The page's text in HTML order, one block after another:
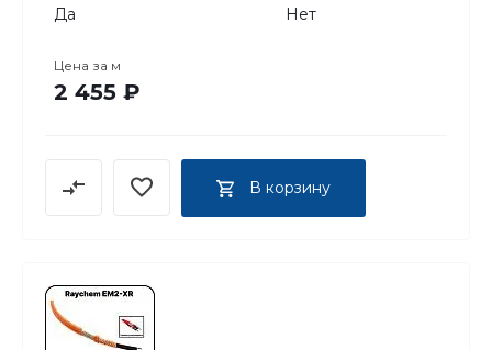
Да Нет
Цена за м
2 455 ₽
В корзину